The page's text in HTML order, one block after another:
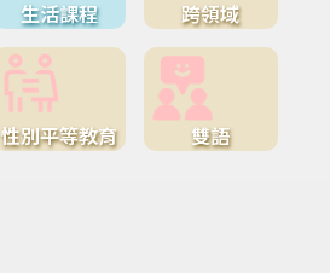
生活課程 跨領域
性別平等教育 雙語